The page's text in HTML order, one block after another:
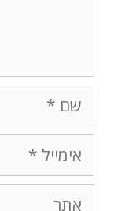
שם
אימייל
אתר